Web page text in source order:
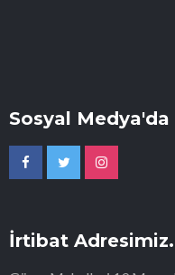
Sosyal Medya'da
İrtibat